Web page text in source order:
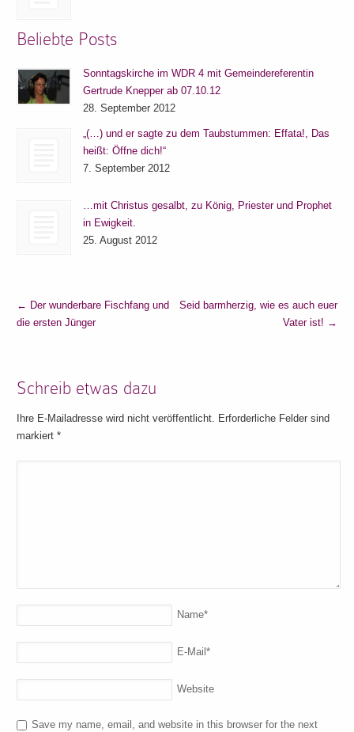
Beliebte Posts
Sonntagskirche im WDR 4 mit Gemeindereferentin
Gertrude Knepper ab 07.10.12
28. September 2012
„(…) und er sagte zu dem Taubstummen: Effata!, Das
heißt: Öffne dich!“
7. September 2012
…mit Christus gesalbt, zu König, Priester und Prophet
in Ewigkeit.
25. August 2012
← Der wunderbare Fischfang und
die ersten Jünger
Seid barmherzig, wie es auch euer
Vater ist! →
Schreib etwas dazu
Ihre E-Mailadresse wird nicht veröffentlicht. Erforderliche Felder sind
markiert*
Name*
E-Mail*
Website
Save my name, email, and website in this browser for the next